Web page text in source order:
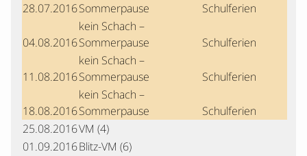
28.07.2016Sommerpause
Schulferien
04.08.2016
kein Schach –
Sommerpause
Schulferien
11.08.2016
kein Schach –
Sommerpause
Schulferien
18.08.2016
kein Schach –
Sommerpause
Schulferien
25.08.2016VM (4)
01.09.2016Blitz-VM (6)